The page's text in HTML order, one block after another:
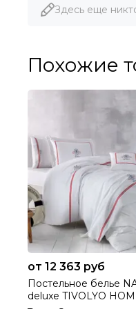
Здесь еще
Похожие
от 12 363 руб
Постельное белье
deluxe TIVOLYO